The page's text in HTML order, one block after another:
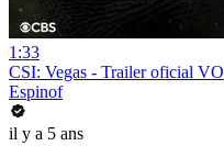
1:33
CSI: Vegas - Trailer oficial VO
Espinof
il y a 5 ans